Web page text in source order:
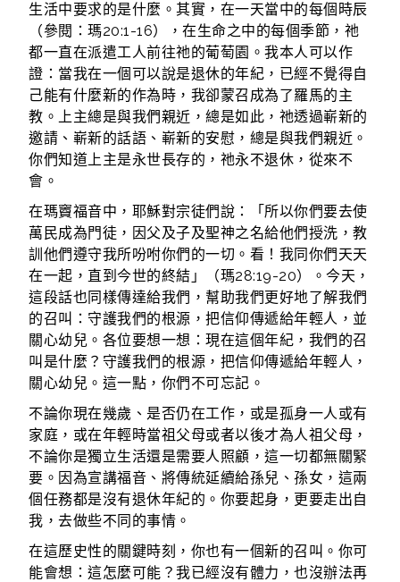
生活中要求的是什麼。其實，在一天當中的每個時辰
（參閱：瑪20:1-16），在生命之中的每個季節，祂
都一直在派遣工人前往祂的葡萄園。我本人可以作
證：當我在一個可以說是退休的年紀，已經不覺得自
己能有什麼新的作為時，我卻蒙召成為了羅馬的主
教。上主總是與我們親近，總是如此，祂透過嶄新的
邀請、嶄新的話語、嶄新的安慰，總是與我們親近。
你們知道上主是永世長存的，祂永不退休，從來不
會。
在瑪竇福音中，耶穌對宗徒們說：「所以你們要去使
萬民成為門徒，因父及子及聖神之名給他們授洗，教
訓他們遵守我所吩咐你們的一切。看！我同你們天天
在一起，直到今世的終結」（瑪28:19-20）。今天，
這段話也同樣傳達給我們，幫助我們更好地了解我們
的召叫：守護我們的根源，把信仰傳遞給年輕人，並
關心幼兒。各位要想一想：現在這個年紀，我們的召
叫是什麼？守護我們的根源，把信仰傳遞給年輕人，
關心幼兒。這一點，你們不可忘記。
不論你現在幾歲、是否仍在工作，或是孤身一人或有
家庭，或在年輕時當祖父母或者以後才為人祖父母，
不論你是獨立生活還是需要人照顧，這一切都無關緊
要。因為宣講福音、將傳統延續給孫兒、孫女，這兩
個任務都是沒有退休年紀的。你要起身，更要走出自
我，去做些不同的事情。
在這歷史性的關鍵時刻，你也有一個新的召叫。你可
能會想：這怎麼可能？我已經沒有體力，也沒辦法再